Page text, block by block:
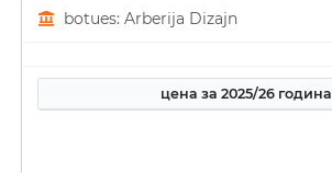
botues: Arberija Dizajn
цена за 2025/26 година